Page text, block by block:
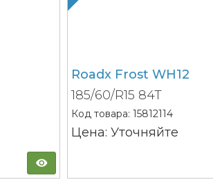
Roadx Frost WH12
185/60/R15 84T
Код товара: 15812114
Цена: Уточняйте